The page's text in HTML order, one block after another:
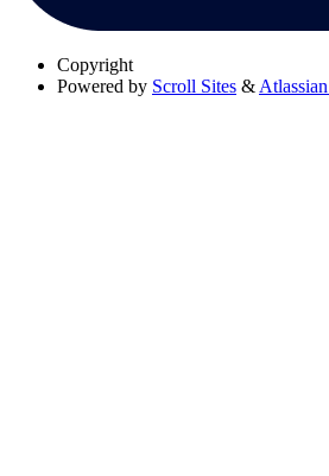
Copyright
Powered by Scroll Sites &